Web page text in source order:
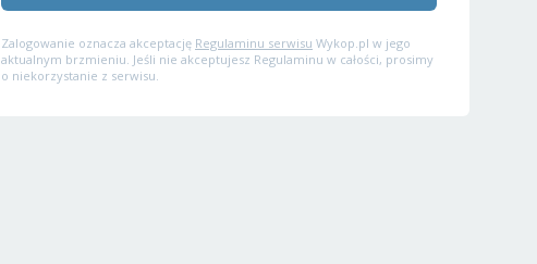
Zalogowanie oznacza akceptację Regulaminu serwisu Wykop.pl w jego
aktualnym brzmieniu. Jeśli nie akceptujesz Regulaminu w całości, prosimy
o niekorzystanie z serwisu.